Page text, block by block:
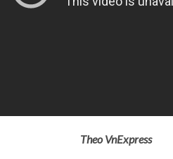
Theo VnExpress